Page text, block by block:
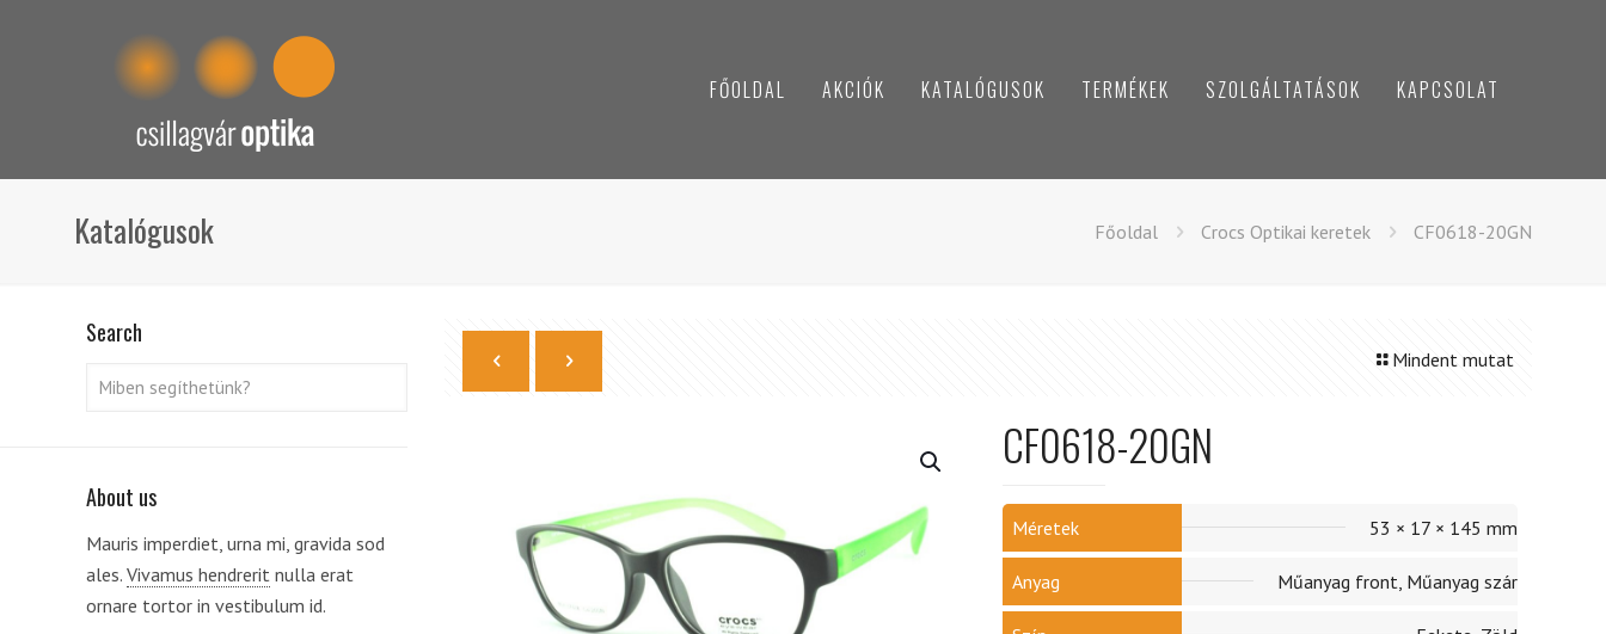
FŐOLDAL AKCIÓK KATALÓGUSOK TERMÉKEK SZOLGÁLTATÁSOK KAPCSOLAT
Katalógusok Főoldal Crocs Optikai keretek CF0618-20GN
Mindent mutat
CF0618-20GN
Méretek 53 × 17 × 145 mm
Anyag Műanyag front, Műanyag szár
Search
About us
Mauris imperdiet, urna mi, gravida sod
ales. Vivamus hendrerit nulla erat
ornare tortor in vestibulum id.